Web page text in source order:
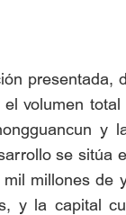
presentada,
volumen
y
se sitúa
millones de
y la capital